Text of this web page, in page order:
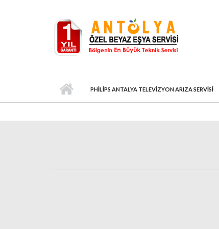
PHILIPS ANTALYA TELEVIZYON ARIZA SERVISI